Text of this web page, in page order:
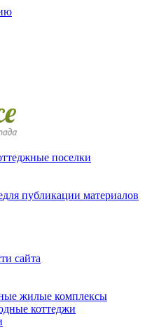
поселки
для публикации материалов
сайта
жилые комплексы
коттеджи